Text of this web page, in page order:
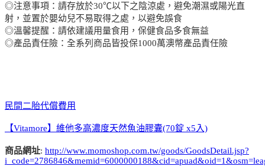
◎注意事項：請存放於30℃以下之陰涼處，避免潮濕或陽光直
射，並置於嬰幼兒不易取得之處，以避免誤食
◎溫馨提醒：請依建議用量食用，保健食品多食無益
◎產品責任險：全系列商品皆投保1000萬澳幣產品責任險
民間二胎代償費用
【Vitamore】維他多高濃度天然魚油膠囊(70錠 x5入)
商品網址: http://www.momoshop.com.tw/goods/GoodsDetail.jsp?